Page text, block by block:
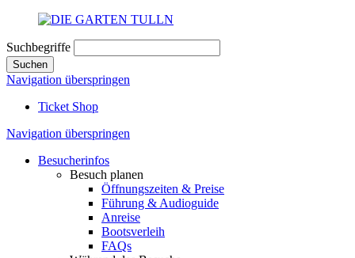
Suchbegriffe
Suchen
Navigation überspringen
Ticket Shop
Navigation überspringen
Besucherinfos
Besuch planen
Öffnungszeiten & Preise
Führung & Audioguide
Anreise
Bootsverleih
FAQs